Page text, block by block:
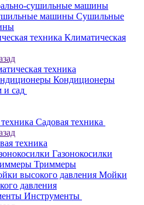
сушильные машины
Сушильные
Климатическая
техника
Кондиционеры
и сад
Садовая техника
техника
Газонокосилки
Триммеры
Мойки
давления
Инструменты